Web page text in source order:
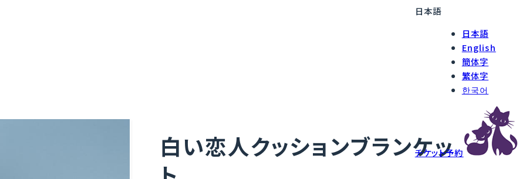
日本語
日本語
English
簡体字
繁体字
한국어
チケット予約
白い恋人クッションブランケッ